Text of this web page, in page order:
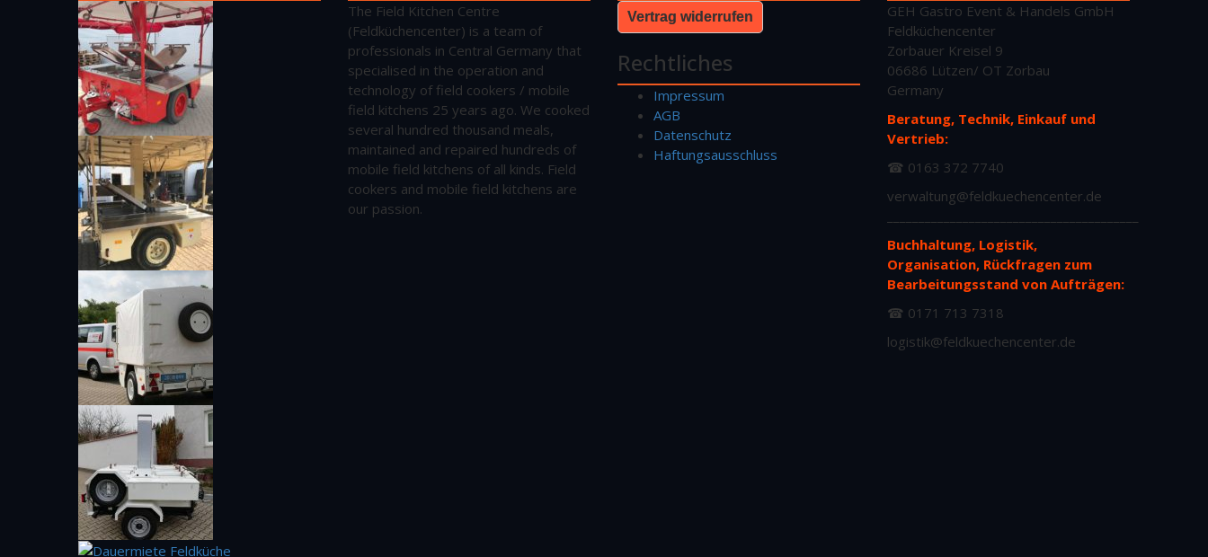
The Field Kitchen Centre
(Feldküchencenter) is a team of
professionals in Central Germany that
specialised in the operation and
technology of field cookers / mobile
field kitchens 25 years ago. We cooked
several hundred thousand meals,
maintained and repaired hundreds of
mobile field kitchens of all kinds. Field
cookers and mobile field kitchens are
our passion.
Vertrag widerrufen
Rechtliches
Impressum
AGB
Datenschutz
Haftungsausschluss
GEH Gastro Event & Handels GmbH
Feldküchencenter
Zorbauer Kreisel 9
06686 Lützen/ OT Zorbau
Germany
Beratung, Technik, Einkauf und
Vertrieb:
☎ 0163 372 7740
verwaltung@feldkuechencenter.de
Buchhaltung, Logistik,
Organisation, Rückfragen zum
Bearbeitungsstand von Aufträgen:
☎ 0171 713 7318
logistik@feldkuechencenter.de